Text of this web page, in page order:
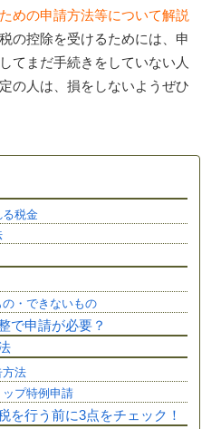
めの申請方法等について解説
の控除を受けるためには、申
てまだ手続きをしていない人
の人は、損をしないようぜひ
税金
・できないもの
で申請が必要？
方法
プ特例申請
を行う前に3点をチェック！